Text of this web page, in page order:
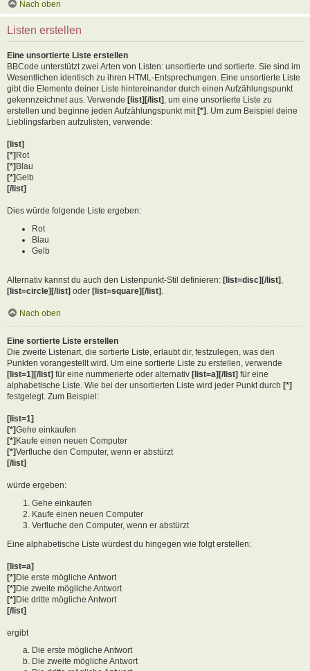
Nach oben
Listen erstellen
Eine unsortierte Liste erstellen
BBCode unterstützt zwei Arten von Listen: unsortierte und sortierte. Sie sind im
Wesentlichen identisch zu ihren HTML-Entsprechungen. Eine unsortierte Liste
gibt die Elemente deiner Liste hintereinander durch einen Aufzählungspunkt
gekennzeichnet aus. Verwende [list][/list] , um eine unsortierte Liste zu
erstellen und beginne jeden Aufzählungspunkt mit [*] . Um zum Beispiel deine
Lieblingsfarben aufzulisten, verwende:
[list]
[*] Rot
[*] Blau
[*]Gelb
[/list]
Dies würde folgende Liste ergeben:
Rot
Blau
Gelb
Alternativ kannst du auch den Listenpunkt-Stil definieren: [list=disc][/list] ,
[list=circle][/list] oder [list=square][/list] .
Nach oben
Eine sortierte Liste erstellen
Die zweite Listenart, die sortierte Liste, erlaubt dir, festzulegen, was den
Punkten vorangestellt wird. Um eine sortierte Liste zu erstellen, verwende
[list=1][/list] für eine nummerierte oder alternativ [list=a][/list] für eine
alphabetische Liste. Wie bei der unsortierten Liste wird jeder Punkt durch [*]
festgelegt. Zum Beispiel:
[list=1]
[*]Gehe einkaufen
[*] Kaufe einen neuen Computer
[*]Verfluche den Computer, wenn er abstürzt
[/list]
würde ergeben:
Gehe einkaufen
Kaufe einen neuen Computer
Verfluche den Computer, wenn er abstürzt
Eine alphabetische Liste würdest du hingegen wie folgt erstellen:
[list=a]
[*]Die erste mögliche Antwort
[*]Die zweite mögliche Antwort
[*]Die dritte mögliche Antwort
[/list]
ergibt
Die erste mögliche Antwort
Die zweite mögliche Antwort